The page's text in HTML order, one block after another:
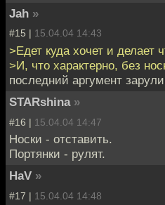
Jah »
#15 | 15.04.04 14:43
>Едет куда хочет и делает
>И, что характерно, без
последний аргумент
STARshina »
#16 | 15.04.04 14:47
Носки - отставить.
Портянки - рулят.
HaV »
#17 | 15.04.04 14:48